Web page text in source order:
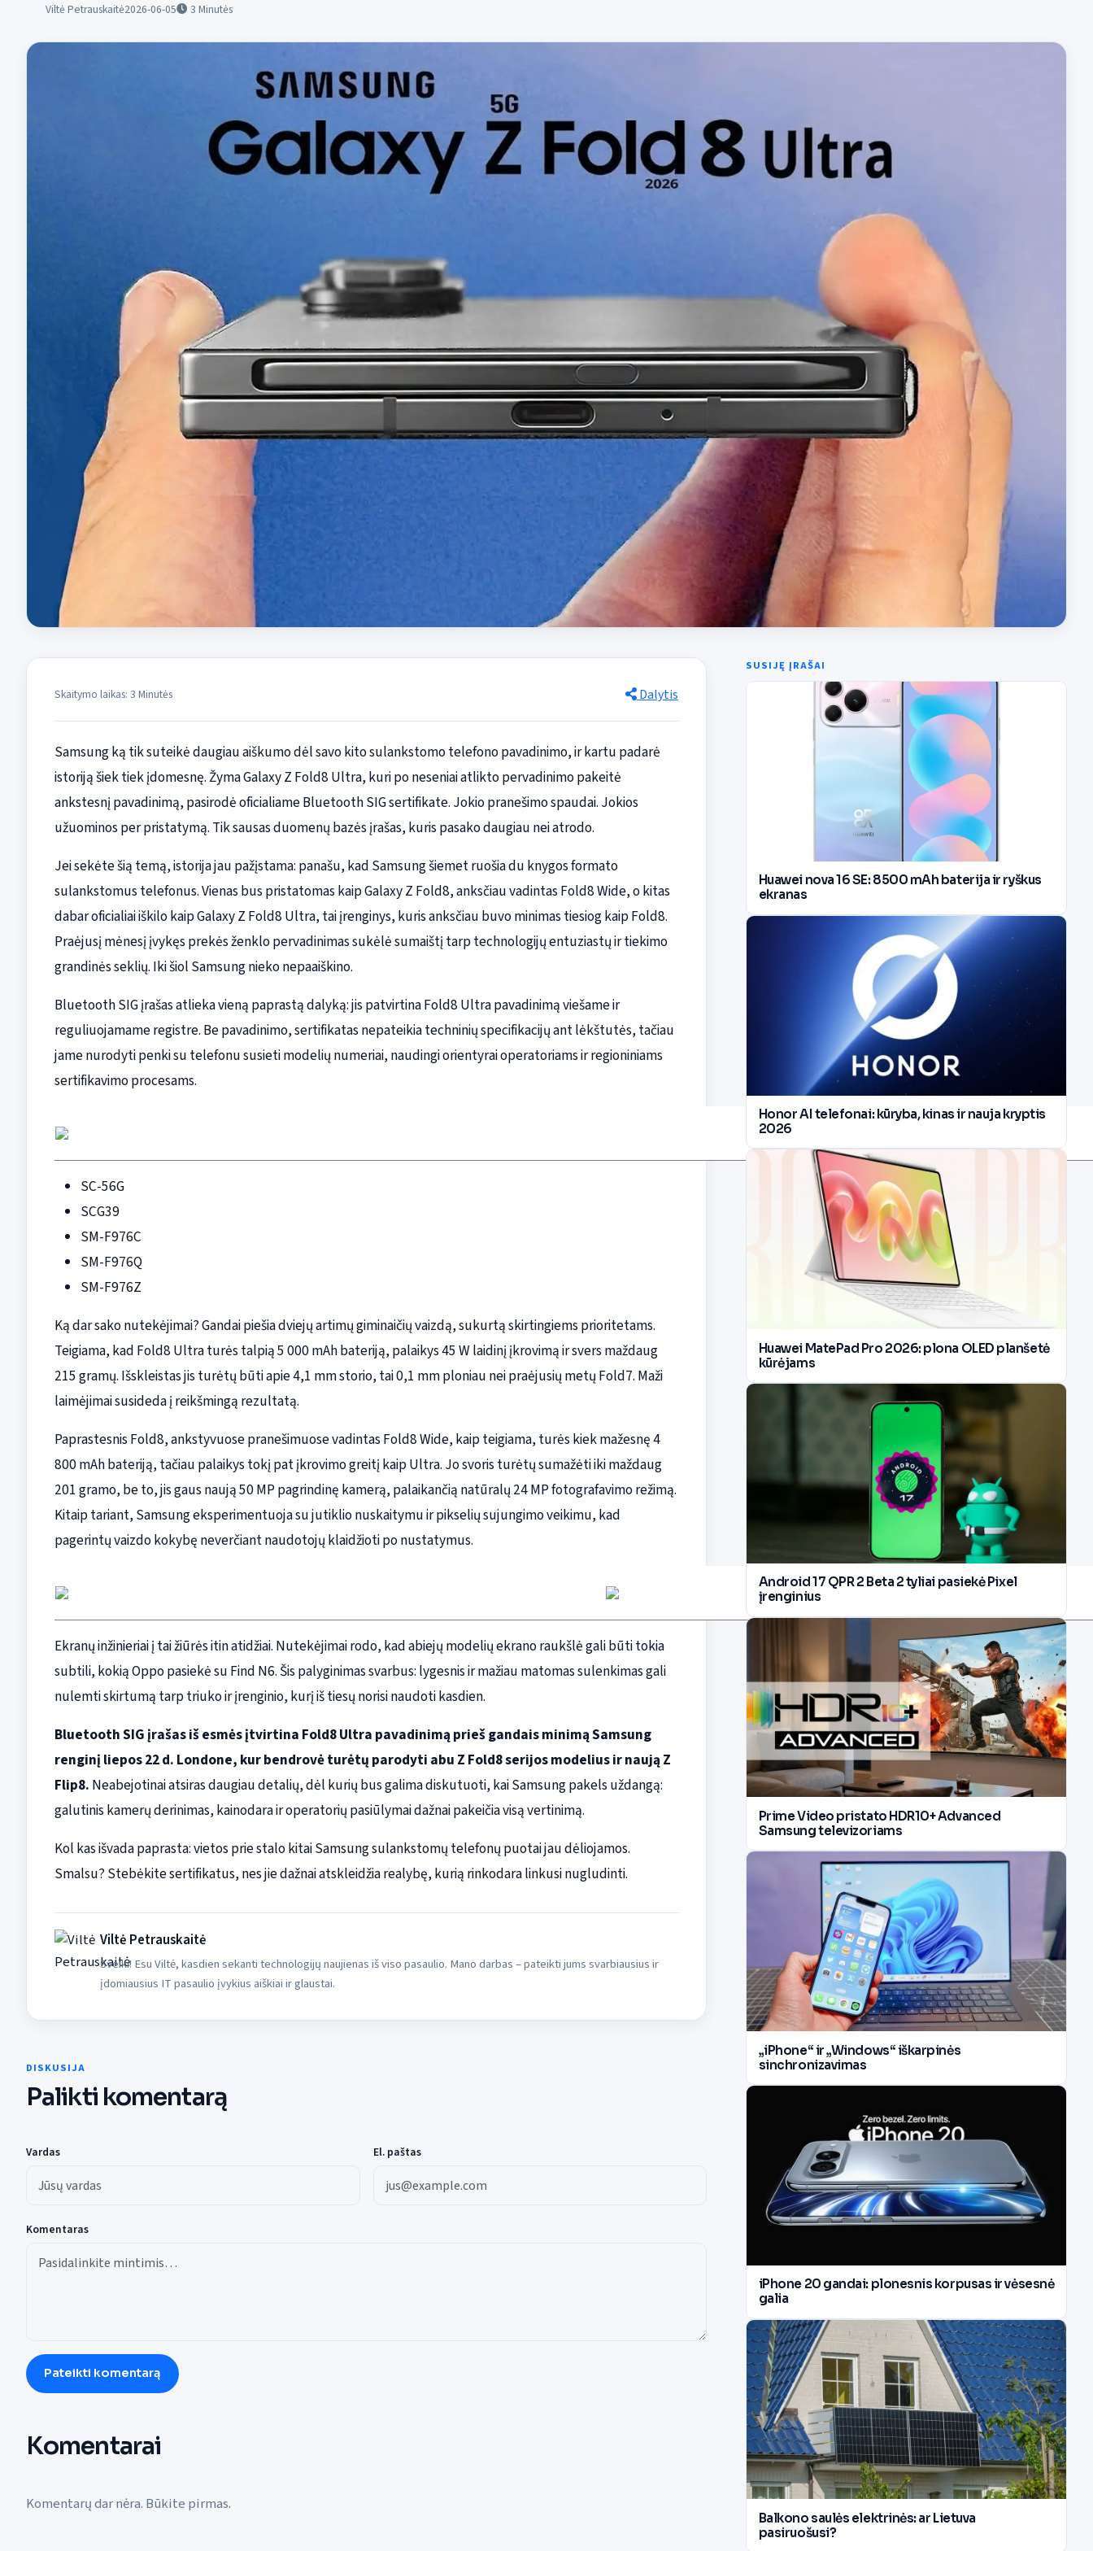
Viltė Petrauskaitė2026-06-05 3 Minutės
Skaitymo laikas: 3 Minutės Dalytis
Samsung ką tik suteikė daugiau aiškumo dėl savo kito sulankstomo telefono pavadinimo, ir kartu padarė
istoriją šiek tiek įdomesnę. Žyma Galaxy Z Fold8 Ultra, kuri po neseniai atlikto pervadinimo pakeitė
ankstesnį pavadinimą, pasirodė oficialiame Bluetooth SIG sertifikate. Jokio pranešimo spaudai. Jokios
užuominos per pristatymą. Tik sausas duomenų bazės įrašas, kuris pasako daugiau nei atrodo.
Jei sekėte šią temą, istorija jau pažįstama: panašu, kad Samsung šiemet ruošia du knygos formato
sulankstomus telefonus. Vienas bus pristatomas kaip Galaxy Z Fold8, anksčiau vadintas Fold8 Wide, o kitas
dabar oficialiai iškilo kaip Galaxy Z Fold8 Ultra, tai įrenginys, kuris anksčiau buvo minimas tiesiog kaip Fold8.
Praėjusį mėnesį įvykęs prekės ženklo pervadinimas sukėlė sumaištį tarp technologijų entuziastų ir tiekimo
grandinės seklių. Iki šiol Samsung nieko nepaaiškino.
Bluetooth SIG įrašas atlieka vieną paprastą dalyką: jis patvirtina Fold8 Ultra pavadinimą viešame ir
reguliuojamame registre. Be pavadinimo, sertifikatas nepateikia techninių specifikacijų ant lėkštutės, tačiau
jame nurodyti penki su telefonu susieti modelių numeriai, naudingi orientyrai operatoriams ir regioniniams
sertifikavimo procesams.
SC-56G
SCG39
SM-F976C
SM-F976Q
SM-F976Z
Ką dar sako nutekėjimai? Gandai piešia dviejų artimų giminaičių vaizdą, sukurtą skirtingiems prioritetams.
Teigiama, kad Fold8 Ultra turės talpią 5 000 mAh bateriją, palaikys 45 W laidinį įkrovimą ir svers maždaug
215 gramų. Išskleistas jis turėtų būti apie 4,1 mm storio, tai 0,1 mm ploniau nei praėjusių metų Fold7. Maži
laimėjimai susideda į reikšmingą rezultatą.
Paprastesnis Fold8, ankstyvuose pranešimuose vadintas Fold8 Wide, kaip teigiama, turės kiek mažesnę 4
800 mAh bateriją, tačiau palaikys tokį pat įkrovimo greitį kaip Ultra. Jo svoris turėtų sumažėti iki maždaug
201 gramo, be to, jis gaus naują 50 MP pagrindinę kamerą, palaikančią natūralų 24 MP fotografavimo režimą.
Kitaip tariant, Samsung eksperimentuoja su jutiklio nuskaitymu ir pikselių sujungimo veikimu, kad
pagerintų vaizdo kokybę neverčiant naudotojų klaidžioti po nustatymus.
Ekranų inžinieriai į tai žiūrės itin atidžiai. Nutekėjimai rodo, kad abiejų modelių ekrano raukšlė gali būti tokia
subtili, kokią Oppo pasiekė su Find N6. Šis palyginimas svarbus: lygesnis ir mažiau matomas sulenkimas gali
nulemti skirtumą tarp triuko ir įrenginio, kurį iš tiesų norisi naudoti kasdien.
Bluetooth SIG įrašas iš esmės įtvirtina Fold8 Ultra pavadinimą prieš gandais minimą Samsung
renginį liepos 22 d. Londone, kur bendrovė turėtų parodyti abu Z Fold8 serijos modelius ir naują Z
Flip8. Neabejotinai atsiras daugiau detalių, dėl kurių bus galima diskutuoti, kai Samsung pakels uždangą:
galutinis kamerų derinimas, kainodara ir operatorių pasiūlymai dažnai pakeičia visą vertinimą.
Kol kas išvada paprasta: vietos prie stalo kitai Samsung sulankstomų telefonų puotai jau dėliojamos.
Smalsu? Stebėkite sertifikatus, nes jie dažnai atskleidžia realybę, kurią rinkodara linkusi nugludinti.
Viltė Petrauskaitė
Sveiki! Esu Viltė, kasdien sekanti technologijų naujienas iš viso pasaulio. Mano darbas – pateikti jums svarbiausius ir
įdomiausius IT pasaulio įvykius aiškiai ir glaustai.
DISKUSIJA
Palikti komentarą
Vardas El. paštas
Komentaras
Pateikti komentarą
Komentarai
Komentarų dar nėra. Būkite pirmas.
SUSIJĘ ĮRAŠAI
Huawei nova 16 SE: 8500 mAh baterija ir ryškus
ekranas
Honor AI telefonai: kūryba, kinas ir nauja kryptis
2026
Huawei MatePad Pro 2026: plona OLED planšetė
kūrėjams
Android 17 QPR 2 Beta 2 tyliai pasiekė Pixel
įrenginius
Prime Video pristato HDR10+ Advanced
Samsung televizoriams
„iPhone“ ir „Windows“ iškarpinės
sinchronizavimas
iPhone 20 gandai: plonesnis korpusas ir vėsesnė
galia
Balkono saulės elektrinės: ar Lietuva
pasiruošusi?